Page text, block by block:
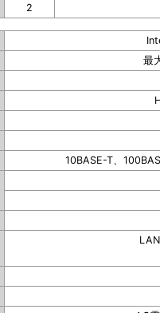
2
最
10BASE-T、